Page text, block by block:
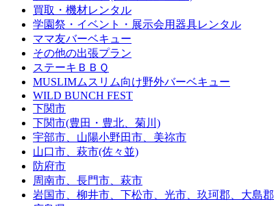
買取・機材レンタル
学園祭・イベント・展示会用器具レンタル
ママ友バーベキュー
その他の出張プラン
ステーキＢＢＱ
MUSLIMムスリム向け野外バーベキュー
WILD BUNCH FEST
下関市
下関市(豊田・豊北、菊川)
宇部市、山陽小野田市、美祢市
山口市、萩市(佐々並)
防府市
周南市、長門市、萩市
岩国市、柳井市、下松市、光市、玖珂郡、大島郡